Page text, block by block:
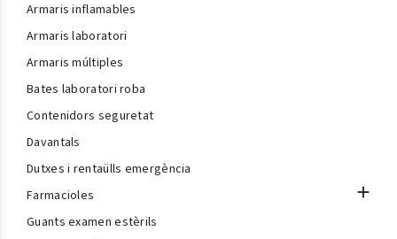
Armaris inflamables
Armaris laboratori
Armaris múltiples
Bates laboratori roba
Contenidors seguretat
Davantals
Dutxes i rentaülls emergència
Farmacioles

Guants examen estèrils